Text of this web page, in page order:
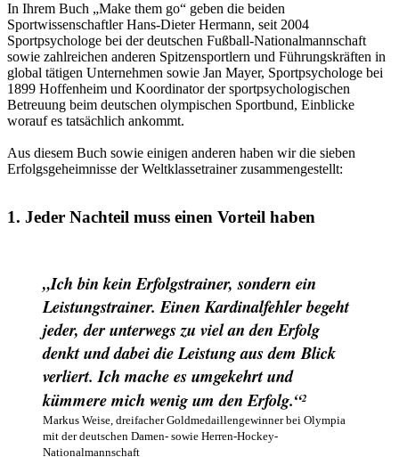
In Ihrem Buch „Make them go“ geben die beiden
Sportwissenschaftler Hans-Dieter Hermann, seit 2004
Sportpsychologe bei der deutschen Fußball-Nationalmannschaft
sowie zahlreichen anderen Spitzensportlern und Führungskräften in
global tätigen Unternehmen sowie Jan Mayer, Sportpsychologe bei
1899 Hoffenheim und Koordinator der sportpsychologischen
Betreuung beim deutschen olympischen Sportbund, Einblicke
worauf es tatsächlich ankommt.
Aus diesem Buch sowie einigen anderen haben wir die sieben
Erfolgsgeheimnisse der Weltklassetrainer zusammengestellt:
1. Jeder Nachteil muss einen Vorteil haben
„Ich bin kein Erfolgstrainer, sondern ein
Leistungstrainer. Einen Kardinalfehler begeht
jeder, der unterwegs zu viel an den Erfolg
denkt und dabei die Leistung aus dem Blick
verliert. Ich mache es umgekehrt und
kümmere mich wenig um den Erfolg.“2
Markus Weise, dreifacher Goldmedaillengewinner bei Olympia
mit der deutschen Damen- sowie Herren-Hockey-
Nationalmannschaft